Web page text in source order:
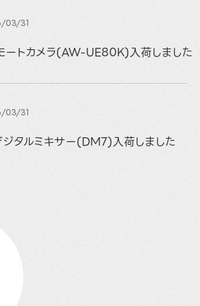
03/31
トカメラ(AW-UE80K)入荷しました
03/31
タルミキサー(DM7)入荷しました